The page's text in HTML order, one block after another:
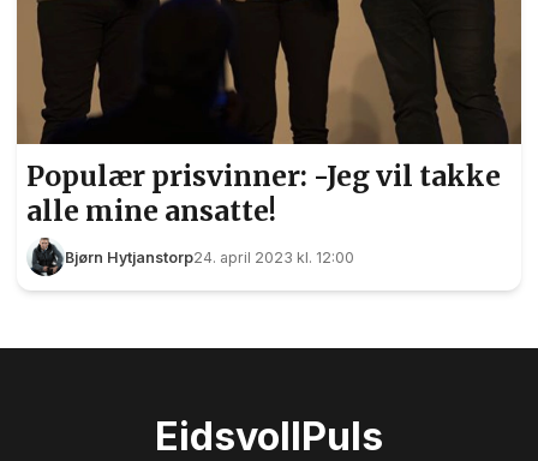
Populær prisvinner: -Jeg vil takke
alle mine ansatte!
Bjørn Hytjanstorp24. april 2023 kl. 12:00
EidsvollPuls